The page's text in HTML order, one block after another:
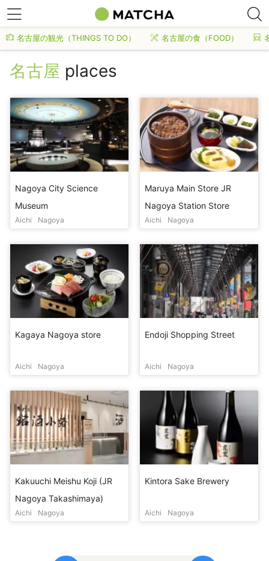
名古屋の観光（THINGS TO DO） 名古屋の食（FOOD）
名古屋 places
Nagoya City Science
Museum
Aichi Nagoya
Maruya Main Store JR
Nagoya Station Store
Aichi Nagoya
Kagaya Nagoya store
Aichi Nagoya
Endoji Shopping Street
Aichi Nagoya
Kakuuchi Meishu Koji (JR
Nagoya Takashimaya)
Aichi Nagoya
Kintora Sake Brewery
Aichi Nagoya